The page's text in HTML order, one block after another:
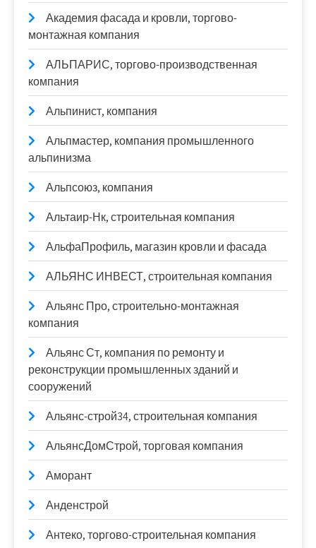
Академия фасада и кровли, торгово-
монтажная компания
АЛЬПАРИС, торгово-производственная
компания
Альпинист, компания
Альпмастер, компания промышленного
альпинизма
Альпсоюз, компания
Альтаир-Нк, строительная компания
АльфаПрофиль, магазин кровли и фасада
АЛЬЯНС ИНВЕСТ, строительная компания
Альянс Про, строительно-монтажная
компания
Альянс Ст, компания по ремонту и
реконструкции промышленных зданий и
сооружений
Альянс-строй34, строительная компания
АльянсДомСтрой, торговая компания
Аморант
Анденстрой
Антеко, торгово-строительная компания